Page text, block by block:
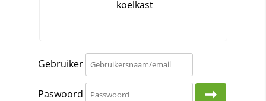
Gebruiker
Paswoord